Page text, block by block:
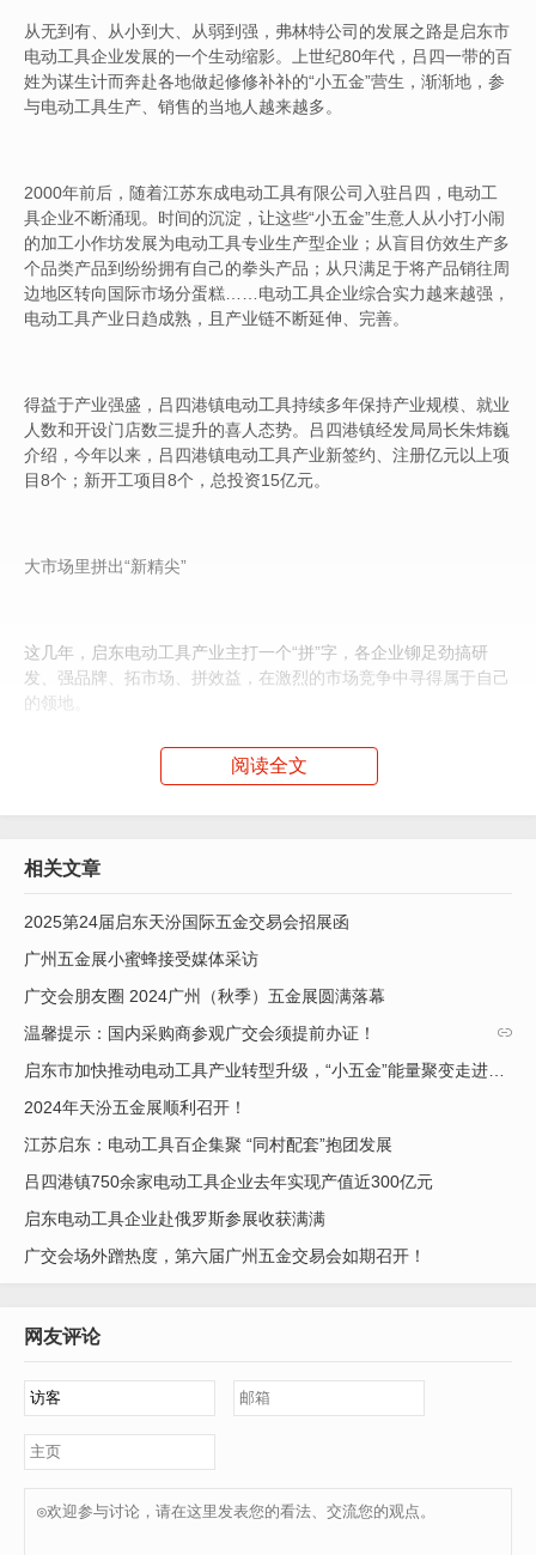
从无到有、从小到大、从弱到强，弗林特公司的发展之路是启东市
电动工具企业发展的一个生动缩影。上世纪80年代，吕四一带的百
姓为谋生计而奔赴各地做起修修补补的“小五金”营生，渐渐地，参
与电动工具生产、销售的当地人越来越多。
2000年前后，随着江苏东成电动工具有限公司入驻吕四，电动工
具企业不断涌现。时间的沉淀，让这些“小五金”生意人从小打小闹
的加工小作坊发展为电动工具专业生产型企业；从盲目仿效生产多
个品类产品到纷纷拥有自己的拳头产品；从只满足于将产品销往周
边地区转向国际市场分蛋糕……电动工具企业综合实力越来越强，
电动工具产业日趋成熟，且产业链不断延伸、完善。
得益于产业强盛，吕四港镇电动工具持续多年保持产业规模、就业
人数和开设门店数三提升的喜人态势。吕四港镇经发局局长朱炜巍
介绍，今年以来，吕四港镇电动工具产业新签约、注册亿元以上项
目8个；新开工项目8个，总投资15亿元。
大市场里拼出“新精尖”
这几年，启东电动工具产业主打一个“拼”字，各企业铆足劲搞研
发、强品牌、拓市场、拼效益，在激烈的市场竞争中寻得属于自己
的领地。
生产填补市场空白的产品 ，做独一无二的自己，才能走出一条光
明大道。启东市纵横光电科技有限公司负责人杨银涛就是这样一个
乡，研发生产当时依赖进口价格颇高而国内无人涉足的激光水平
进的水平仪，成为国内市场的抢手货。不仅如此，他还拓展国际市
场，将纵横水平仪销往海外10多个国家。
“在擅长的领域精耕细作，做高质量的产品迎合市场需求，这是电
动工具产业不断壮大的‘法宝’。”朱炜巍这样诠释全镇上下电动工具
市场是最能真实地反映问题的。江苏赫芝电气有限公司主营电焊
变发展思路，将目光投向海外市场专攻外贸，如今，墨西哥、乌克
兰、白俄罗斯、西班牙、波兰、日本、韩国等10多个国家都有他的
作订单。
纷纷走出“舒适圈”，探索新形势下的发展新路径，无论是东成、中
阅读全文
相关文章
2025第24届启东天汾国际五金交易会招展函
广州五金展小蜜蜂接受媒体采访
广交会朋友圈 2024广州（秋季）五金展圆满落幕

温馨提示：国内采购商参观广交会须提前办证！
启东市加快推动电动工具产业转型升级，“小五金”能量聚变走进新时代
2024年天汾五金展顺利召开！
江苏启东：电动工具百企集聚 “同村配套”抱团发展
吕四港镇750余家电动工具企业去年实现产值近300亿元
启东电动工具企业赴俄罗斯参展收获满满
广交会场外蹭热度，第六届广州五金交易会如期召开！
网友评论